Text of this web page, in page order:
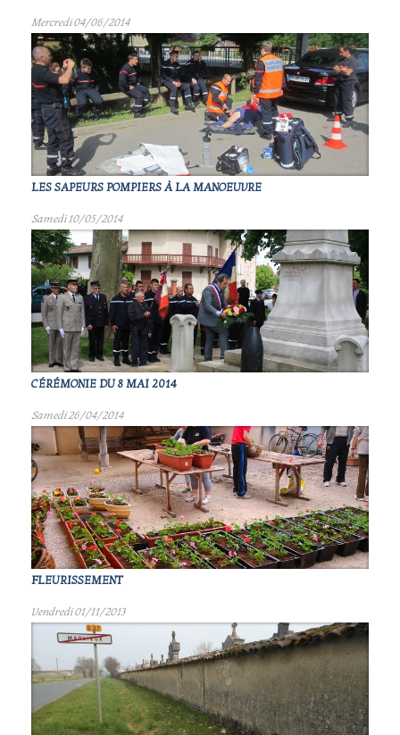
Mercredi 04/06/2014
LES SAPEURS POMPIERS À LA MANOEUVRE
Samedi 10/05/2014
CÉRÉMONIE DU 8 MAI 2014
Samedi 26/04/2014
FLEURISSEMENT
Vendredi 01/11/2013